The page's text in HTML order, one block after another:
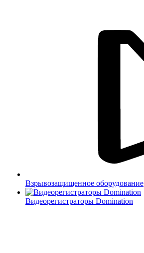
Взрывозащищенное оборудование
Видеорегистраторы Domination